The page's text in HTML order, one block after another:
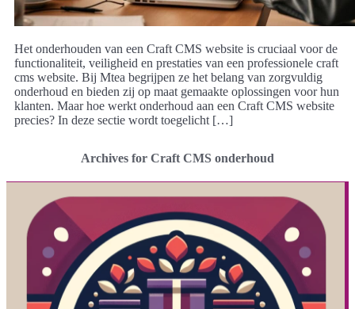
Het onderhouden van een Craft CMS website is cruciaal voor de
functionaliteit, veiligheid en prestaties van een professionele craft
cms website. Bij Mtea begrijpen ze het belang van zorgvuldig
onderhoud en bieden zij op maat gemaakte oplossingen voor hun
klanten. Maar hoe werkt onderhoud aan een Craft CMS website
precies? In deze sectie wordt toegelicht […]
Archives for Craft CMS onderhoud